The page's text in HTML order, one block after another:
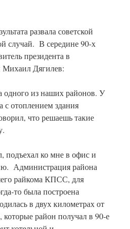
развала советской
случай. В середине 90-х
президента в
Михаил Дягилев:
одного из наших районов. У
с отоплением здания
что решаешь такие
подъехал ко мне в офис и
Администрация района
райкома КПСС, для
то была построена
в двух километрах от
которые район получал в 90-е